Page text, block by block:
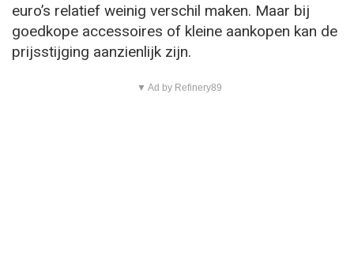
euro’s relatief weinig verschil maken. Maar bij
goedkope accessoires of kleine aankopen kan de
prijsstijging aanzienlijk zijn.
▼ Ad by Refinery89